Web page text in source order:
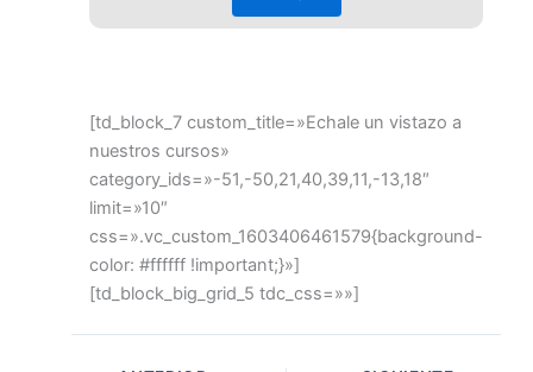
[td_block_7 custom_title=»Echale un vistazo a
nuestros cursos»
category_ids=»-51,-50,21,40,39,11,-13,18″
limit=»10″
css=».vc_custom_1603406461579{background-
color: #ffffff !important;}»]
[td_block_big_grid_5 tdc_css=»»]